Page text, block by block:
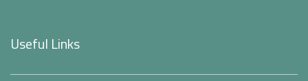
Useful Links